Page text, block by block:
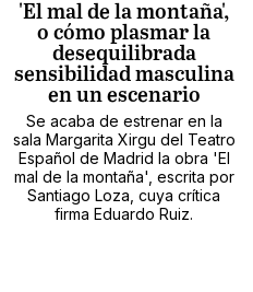
'El mal de la montaña',
o cómo plasmar la
desequilibrada
sensibilidad masculina
en un escenario
Se acaba de estrenar en la
sala Margarita Xirgu del Teatro
Español de Madrid la obra 'El
mal de la montaña', escrita por
Santiago Loza, cuya crítica
firma Eduardo Ruiz.